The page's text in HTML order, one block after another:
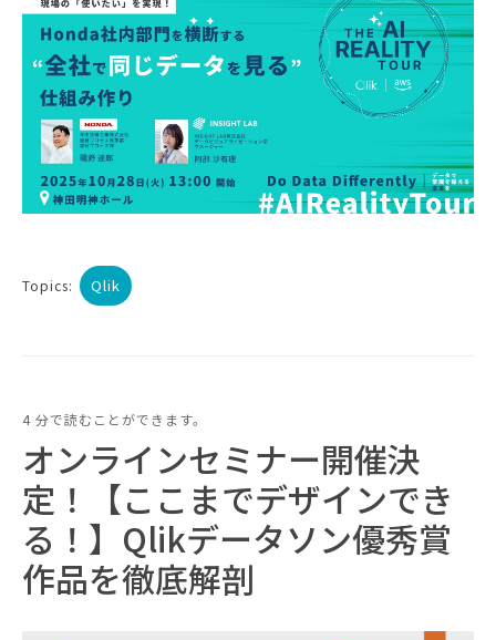
Topics: Qlik
4 分で読むことができます。
オンラインセミナー開催決
定！【ここまでデザインでき
る！】Qlikデータソン優秀賞
作品を徹底解剖